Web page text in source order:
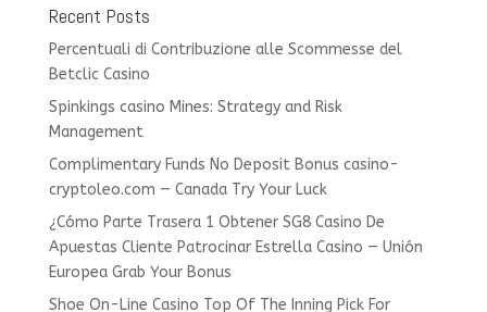
Recent Posts
Percentuali di Contribuzione alle Scommesse del
Betclic Casino
Spinkings casino Mines: Strategy and Risk
Management
Complimentary Funds No Deposit Bonus casino-
cryptoleo.com — Canada Try Your Luck
¿Cómo Parte Trasera 1 Obtener SG8 Casino De
Apuestas Cliente Patrocinar Estrella Casino — Unión
Europea Grab Your Bonus
Shoe On-Line Casino Top Of The Inning Pick For